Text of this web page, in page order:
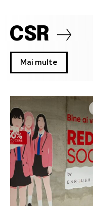
CSR
Mai multe